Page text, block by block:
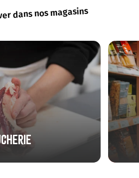
dans nos magasins